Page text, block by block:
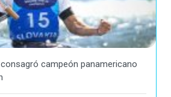
campeón panamericano